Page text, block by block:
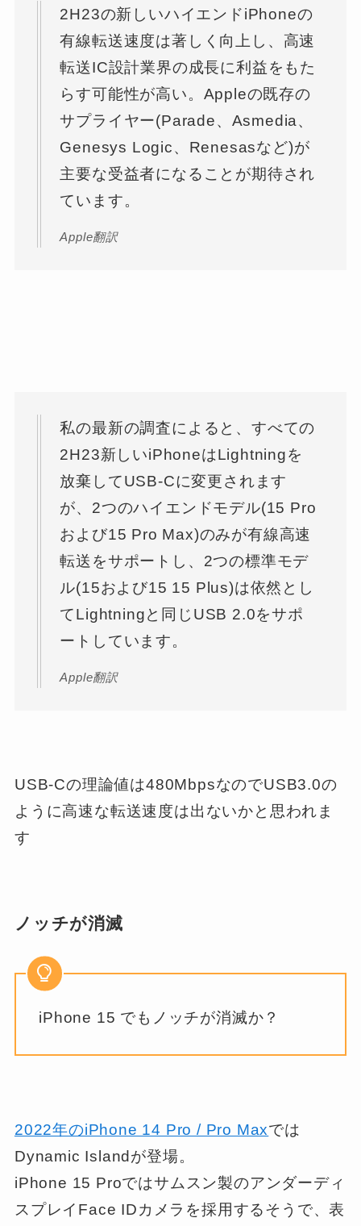
2H23の新しいハイエンドiPhoneの
有線転送速度は著しく向上し、高速
転送IC設計業界の成長に利益をもた
らす可能性が高い。Appleの既存の
サプライヤー(Parade、Asmedia、
Genesys Logic、Renesasなど)が
主要な受益者になることが期待され
ています。
Apple翻訳
私の最新の調査によると、すべての
2H23新しいiPhoneはLightningを
放棄してUSB-Cに変更されます
が、2つのハイエンドモデル(15 Pro
および15 Pro Max)のみが有線高速
転送をサポートし、2つの標準モデ
ル(15および15 15 Plus)は依然とし
てLightningと同じUSB 2.0をサポ
ートしています。
Apple翻訳
USB-Cの理論値は480MbpsなのでUSB3.0の
ように高速な転送速度は出ないかと思われま
す
ノッチが消滅
iPhone 15 でもノッチが消滅か？
2022年のiPhone 14 Pro / Pro Maxでは
Dynamic Islandが登場。
iPhone 15 Proではサムスン製のアンダーディ
スプレイFace IDカメラを採用するそうで、表